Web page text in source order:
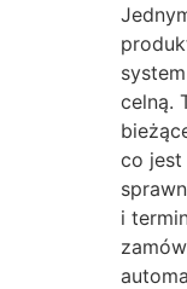
celną.
co jest
i